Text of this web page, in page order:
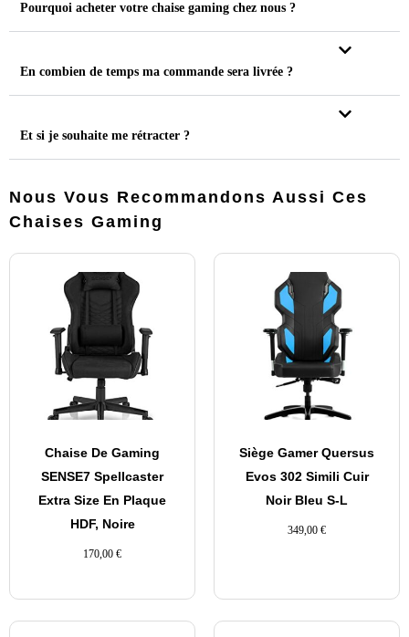
Pourquoi acheter votre chaise gaming chez nous ?
En combien de temps ma commande sera livrée ?
Et si je souhaite me rétracter ?
Nous Vous Recommandons Aussi Ces
Chaises Gaming
Chaise De Gaming
SENSE7 Spellcaster
Extra Size En Plaque
HDF, Noire
170,00 €
Siège Gamer Quersus
Evos 302 Simili Cuir
Noir Bleu S-L
349,00 €